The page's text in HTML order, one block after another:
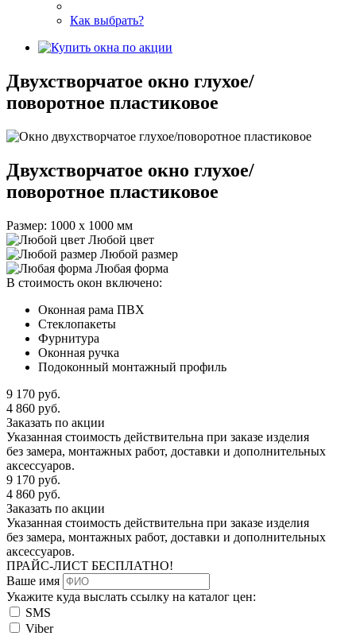
Как выбрать?
Двухстворчатое окно глухое/
поворотное пластиковое
Двухстворчатое окно глухое/
поворотное пластиковое
Размер: 1000 х 1000 мм
Любой цвет
Любой размер
Любая форма
В стоимость окон включено:
Оконная рама ПВХ
Стеклопакеты
Фурнитура
Оконная ручка
Подоконный монтажный профиль
9 170 руб.
4 860 руб.
Заказать по акции
Указанная стоимость действительна при заказе изделия
без замера, монтажных работ, доставки и дополнительных
аксессуаров.
9 170 руб.
4 860 руб.
Заказать по акции
Указанная стоимость действительна при заказе изделия
без замера, монтажных работ, доставки и дополнительных
аксессуаров.
ПРАЙС-ЛИСТ БЕСПЛАТНО!
Ваше имя
Укажите куда выслать ссылку на каталог цен:
SMS
Viber